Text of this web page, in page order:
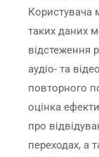
Користувача
таких даних
відстеження
аудіо- та
повторного
оцінка
про
переходах, а